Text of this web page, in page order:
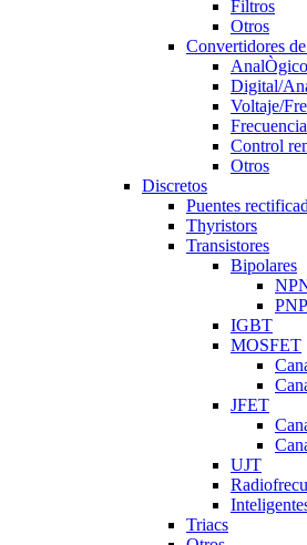
Filtros
Otros
Convertidores
Digital/
Voltaje/
Control
Otros
Discretos
Puentes
Thyristors
Transistores
Bipolares
PNP
IGBT
MOSFET
JFET
UJT
Triacs